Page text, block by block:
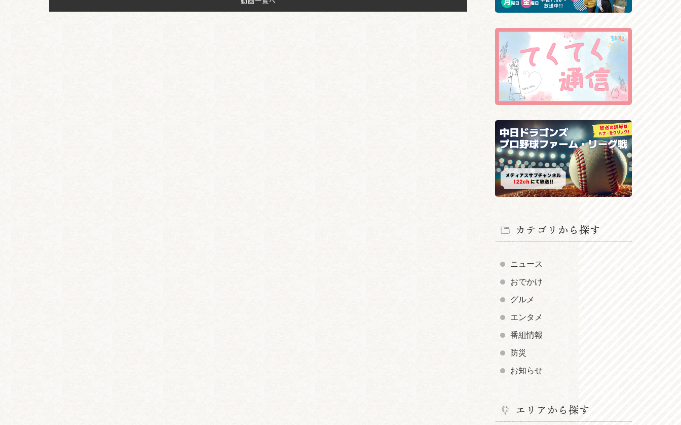
カテゴリから探す
ニュース
おでかけ
グルメ
エンタメ
番組情報
防災
お知らせ
エリアから探す